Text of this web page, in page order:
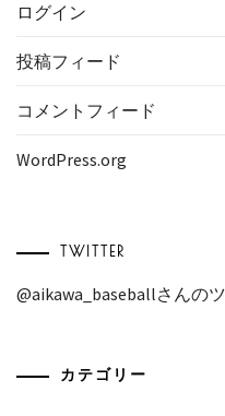
ログイン
投稿フィード
コメントフィード
WordPress.org
TWITTER
@aikawa_baseballさんの
カテゴリー